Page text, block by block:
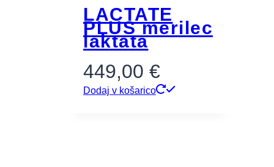
LACTATE
PLUS merilec
laktata
449,00 €
Dodaj v košarico